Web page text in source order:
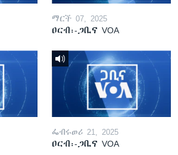
ማርች 07, 2025
ዐርብ፡-ጋቢና VOA
ፌብሩወሪ 21, 2025
ዐርብ፡-ጋቢና VOA